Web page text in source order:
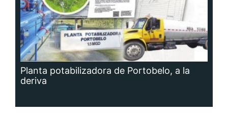
Planta potabilizadora de Portobelo, a la
deriva